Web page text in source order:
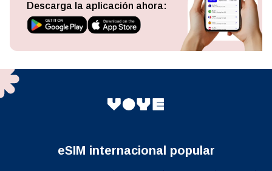
Descarga la aplicación ahora:
eSIM internacional popular